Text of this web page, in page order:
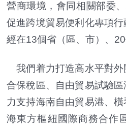
營商環境，會同相關部委
促進跨境貿易便利化專項
經在13個省（區、市）、20
我們着力打造高水平對外
合保稅區、自由貿易試驗
力支持海南自由貿易港、
海東方樞紐國際商務合作